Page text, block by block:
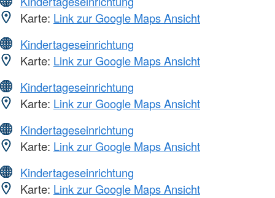
Karte: Link zur Google Maps Ansicht
Kindertageseinrichtung
Karte: Link zur Google Maps Ansicht
Kindertageseinrichtung
Karte: Link zur Google Maps Ansicht
Kindertageseinrichtung
Karte: Link zur Google Maps Ansicht
Kindertageseinrichtung
Karte: Link zur Google Maps Ansicht